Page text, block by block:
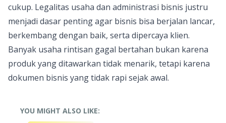
cukup. Legalitas usaha dan administrasi bisnis justru
menjadi dasar penting agar bisnis bisa berjalan lancar,
berkembang dengan baik, serta dipercaya klien.
Banyak usaha rintisan gagal bertahan bukan karena
produk yang ditawarkan tidak menarik, tetapi karena
dokumen bisnis yang tidak rapi sejak awal.
YOU MIGHT ALSO LIKE: